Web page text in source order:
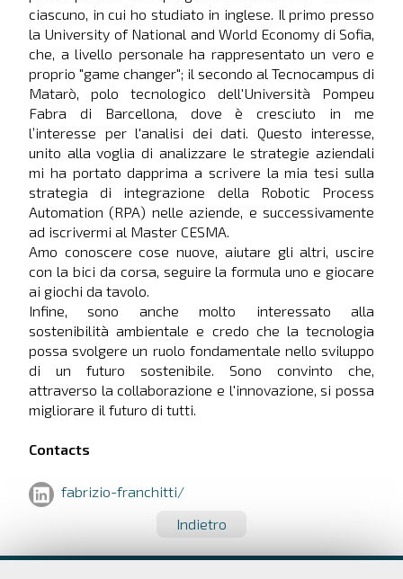
ciascuno, in cui ho studiato in inglese. Il primo presso
la University of National and World Economy di Sofia,
che, a livello personale ha rappresentato un vero e
proprio "game changer"; il secondo al Tecnocampus di
Matarò, polo tecnologico dell'Università Pompeu
Fabra di Barcellona, dove è cresciuto in me
l’interesse per l'analisi dei dati. Questo interesse,
unito alla voglia di analizzare le strategie aziendali
mi ha portato dapprima a scrivere la mia tesi sulla
strategia di integrazione della Robotic Process
Automation (RPA) nelle aziende, e successivamente
ad iscrivermi al Master CESMA.
Amo conoscere cose nuove, aiutare gli altri, uscire
con la bici da corsa, seguire la formula uno e giocare
ai giochi da tavolo.
Infine, sono anche molto interessato alla
sostenibilità ambientale e credo che la tecnologia
possa svolgere un ruolo fondamentale nello sviluppo
di un futuro sostenibile. Sono convinto che,
attraverso la collaborazione e l'innovazione, si possa
migliorare il futuro di tutti.
Contacts
fabrizio-franchitti/
Indietro